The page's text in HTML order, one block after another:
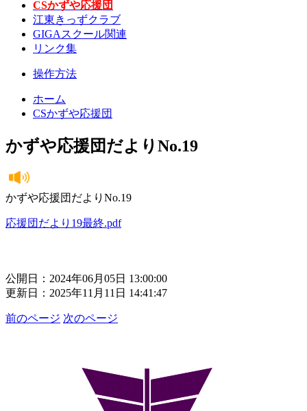
CSかずや応援団
江東きっずクラブ
GIGAスクール関連
リンク集
操作方法
ホーム
CSかずや応援団
かずや応援団だよりNo.19
かずや応援団だよりNo.19
応援団だより19最終.pdf
公開日：2024年06月05日 13:00:00
更新日：2025年11月11日 14:41:47
前のページ 次のページ